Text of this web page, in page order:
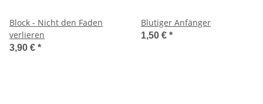
Block - Nicht den Faden
verlieren
3,90 € *
Blutiger Anfänger
1,50 € *